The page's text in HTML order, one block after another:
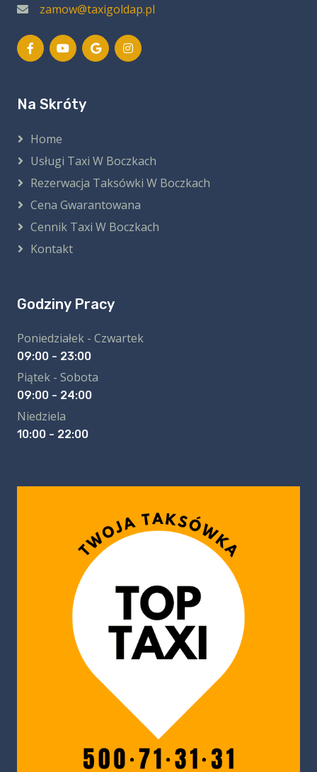
zamow@taxigoldap.pl
Na Skróty
Home
Usługi Taxi W Boczkach
Rezerwacja Taksówki W Boczkach
Cena Gwarantowana
Cennik Taxi W Boczkach
Kontakt
Godziny Pracy
Poniedziałek - Czwartek
09:00 - 23:00
Piątek - Sobota
09:00 - 24:00
Niedziela
10:00 - 22:00